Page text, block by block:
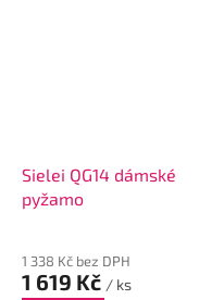
Sielei QG14 dámské
pyžamo
1 338 Kč bez DPH
1 619 Kč / ks